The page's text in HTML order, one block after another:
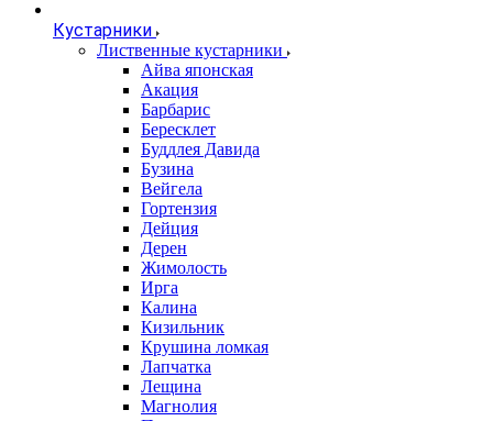
Кустарники
Лиственные кустарники
Айва японская
Акация
Барбарис
Бересклет
Буддлея Давида
Бузина
Вейгела
Гортензия
Дейция
Дерен
Жимолость
Ирга
Калина
Кизильник
Крушина ломкая
Лапчатка
Лещина
Магнолия